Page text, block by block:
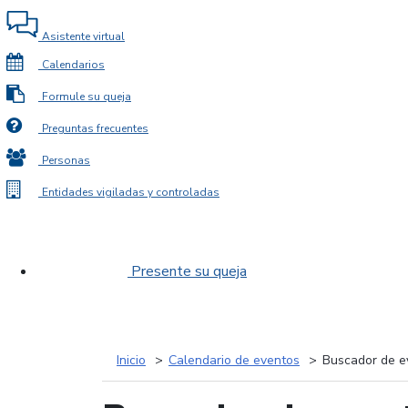
Asistente virtual
Calendarios
Formule su queja
Preguntas frecuentes
Personas
Entidades vigiladas y controladas
Presente su queja
Inicio Calendario de eventos Buscador de